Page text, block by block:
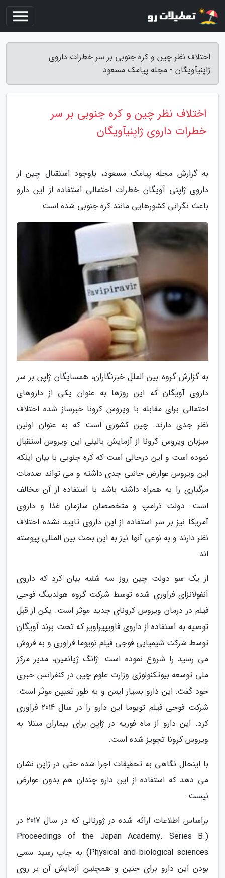
اختلاف نظر چین و کره جنوبی بر سر خطرات داروی
ژاپنیآویگان - مجله پیامک مسعود
اختلاف نظر چین و کره جنوبی بر سر
خطرات داروی ژاپنیآویگان
به گزارش مجله پیامک مسعود، باوجود استقبال چین از
داروی ژاپنی آویگان خطرات احتمالی استفاده از این دارو
باعث نگرانی کشورهایی مانند کره جنوبی شده است.
به گزارش گروه بین الملل خبرنگاران، همسایگان ژاپن بر سر
داروی آویگان که این روزها به عنوان یکی از داروهای
احتمالی برای مقابله با ویروس کرونا خبرساز شده اختلاف
نظر جدی دارند. چین کشوری است که به عنوان اولین
میزبان ویروس کرونا از آزمایش بالینی این ویروس استقبال
نموده است و این درحالی است که کره جنوبی با بیان اینکه
این ویروس عوارض جانبی جدی داشته و می تواند صدمات
مرگباری را به همراه داشته باشد با استفاده از آن مخالف
است. دولت ترامپ و متخصصان سازمان غذا و داروی
آمریکا نیز بر سر استفاده از این داروی تایید نشده اختلاف
نظر دارند و به نوعی آنها نیز به این بحث بین المللی پیوسته
اند.
از یک سو دولت چین روز سه شنبه بیان کرد که داروی
آنفولانزای فراوری شده توسط شرکت گروه هولدینگ فوجی
فیلم در درمان ویروس کرونای جدید موثر است. پکن از قبل
توصیه به استفاده از داروی فاویپیراویر که تحت برند آویگان
توسط شرکت شیمیایی فوجی فیلم تویوما فراوری و به فروش
می رسید را شروع نموده است. ژانگ ژیانمین، مدیر مرکز
ملی توسعه بیوتکنولوژی وزارت علوم چین در کنفرانس خبری
خود گفت: این دارو بسیار ایمن و به طور تعیین موثر است.
شرکت فوجی فیلم تویوما این دارو را در سال 2014 فراوری
کرد. این دارو از ماه فوریه در ژاپن برای بیماران مبتلا به
ویروس کرونا تجویز شده است.
با اینحال نگاهی به تحقیقات اجرا شده حتی در ژاپن نشان
می دهد که استفاده از این دارو چندان هم بدون عوارض
نیست.
براساس اطلاعات ارائه شده در ژورنالی که در سال 2017 در
(Proceedings of the Japan Academy. Series B.
Physical and biological sciences) به چاپ رسید سمی
بودن این دارو برای جنین و همچنین آزمایش آن بر روی